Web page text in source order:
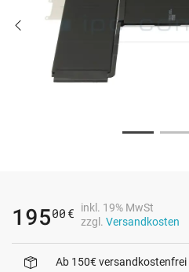
19500 €
inkl. 19% MwSt
zzgl. Versandkosten
Ab 150€ versandkostenfrei